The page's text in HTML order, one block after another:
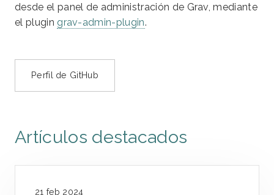
desde el panel de administración de Grav, mediante
el plugin grav-admin-plugin.
Perfil de GitHub
Artículos destacados
21 feb 2024